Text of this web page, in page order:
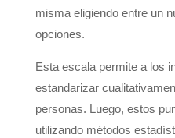
misma eligiendo entre un
opciones.
Esta escala permite a los
estandarizar
personas. Luego, estos
utilizando métodos